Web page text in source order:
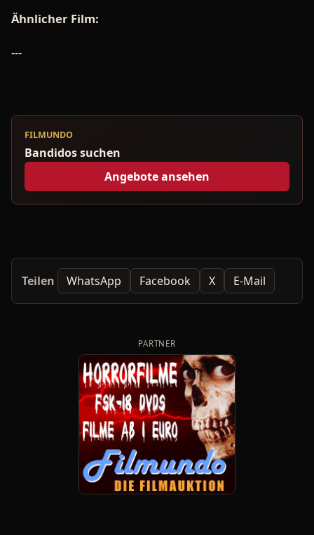
Ähnlicher Film:
---
FILMUNDO
Bandidos suchen
Angebote ansehen
Teilen WhatsApp Facebook X E-Mail
PARTNER